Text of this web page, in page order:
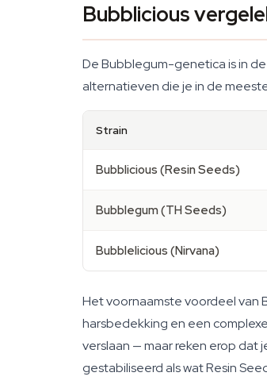
Bubblicious
De Bubblegum-genetica is in
alternatieven die je in de
Strain
Bubblicious (Resin Seeds)
Bubblegum (TH Seeds)
Bubblelicious (Nirvana)
Het voornaamste voordeel van
harsbedekking en een
verslaan — maar reken erop dat
gestabiliseerd als wat Resin